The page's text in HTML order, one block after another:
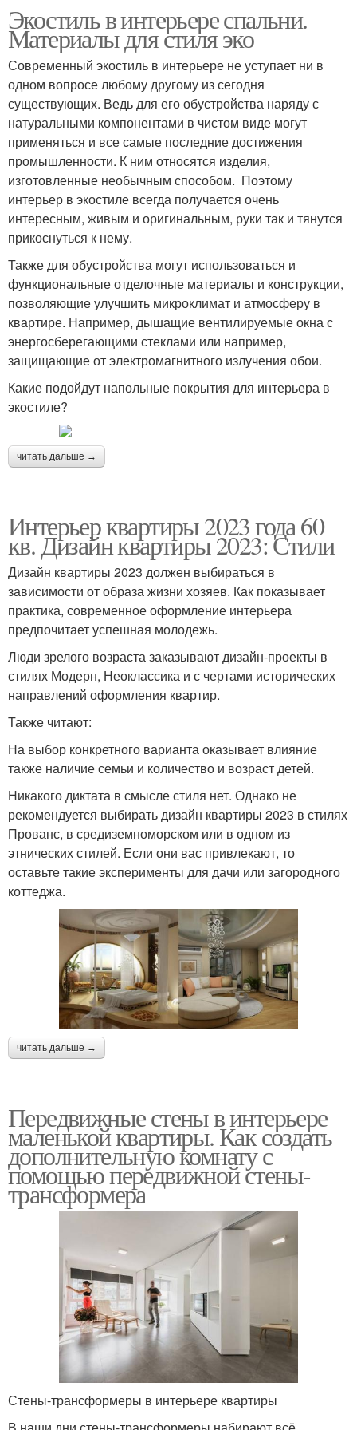
Экостиль в интерьере спальни.
Материалы для стиля эко
Современный экостиль в интерьере не уступает ни в
одном вопросе любому другому из сегодня
существующих. Ведь для его обустройства наряду с
натуральными компонентами в чистом виде могут
применяться и все самые последние достижения
промышленности. К ним относятся изделия,
изготовленные необычным способом. Поэтому
интерьер в экостиле всегда получается очень
интересным, живым и оригинальным, руки так и тянутся
прикоснуться к нему.
Также для обустройства могут использоваться и
функциональные отделочные материалы и конструкции,
позволяющие улучшить микроклимат и атмосферу в
квартире. Например, дышащие вентилируемые окна с
энергосберегающими стеклами или например,
защищающие от электромагнитного излучения обои.
Какие подойдут напольные покрытия для интерьера в
экостиле?
читать дальше →
Интерьер квартиры 2023 года 60
кв. Дизайн квартиры 2023: Стили
Дизайн квартиры 2023 должен выбираться в
зависимости от образа жизни хозяев. Как показывает
практика, современное оформление интерьера
предпочитает успешная молодежь.
Люди зрелого возраста заказывают дизайн-проекты в
стилях Модерн, Неоклассика и с чертами исторических
направлений оформления квартир.
Также читают:
На выбор конкретного варианта оказывает влияние
также наличие семьи и количество и возраст детей.
Никакого диктата в смысле стиля нет. Однако не
рекомендуется выбирать дизайн квартиры 2023 в стилях
Прованс, в средиземноморском или в одном из
этнических стилей. Если они вас привлекают, то
оставьте такие эксперименты для дачи или загородного
коттеджа.
читать дальше →
Передвижные стены в интерьере
маленькой квартиры. Как создать
дополнительную комнату с
помощью передвижной стены-
трансформера
Стены-трансформеры в интерьере квартиры